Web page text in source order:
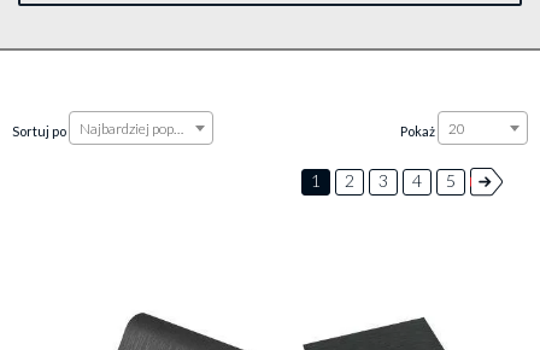
AGO-Kristall- nowoczesnydeseń w kratkę
Sortuj po Najbardziej popularne Pokaż 20
1 2 3 4 5